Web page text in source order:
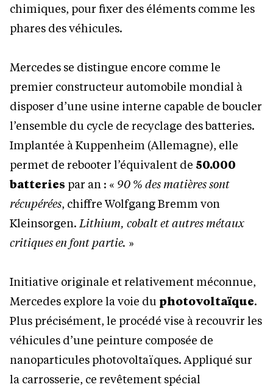
chimiques, pour fixer des éléments comme les
phares des véhicules.
Mercedes se distingue encore comme le
premier constructeur automobile mondial à
disposer d’une usine interne capable de boucler
l’ensemble du cycle de recyclage des batteries.
Implantée à Kuppenheim (Allemagne), elle
permet de rebooter l’équivalent de 50.000
batteries par an : « 90 % des matières sont
récupérées, chiffre Wolfgang Bremm von
Kleinsorgen.Lithium, cobalt et autres métaux
critiques en font partie. »
Initiative originale et relativement méconnue,
Mercedes explore la voie du photovoltaïque.
Plus précisément, le procédé vise à recouvrir les
véhicules d’une peinture composée de
nanoparticules photovoltaïques. Appliqué sur
la carrosserie, ce revêtement spécial